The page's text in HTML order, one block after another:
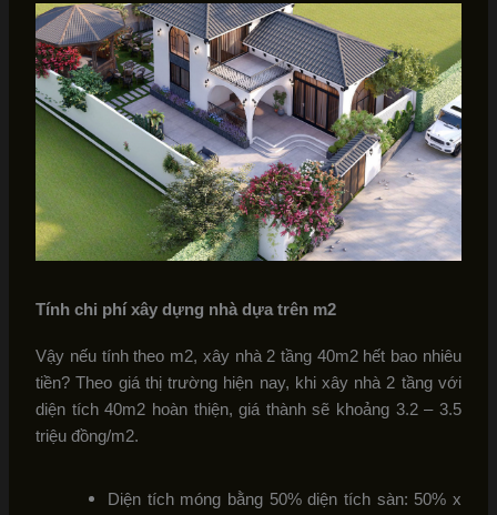
Tính chi phí xây dựng nhà dựa trên m2
Vậy nếu tính theo m2, xây nhà 2 tầng 40m2 hết bao nhiêu
tiền? Theo giá thị trường hiện nay, khi xây nhà 2 tầng với
diện tích 40m2 hoàn thiện, giá thành sẽ khoảng 3.2 – 3.5
triệu đồng/m2.
Diện tích móng bằng 50% diện tích sàn: 50% x